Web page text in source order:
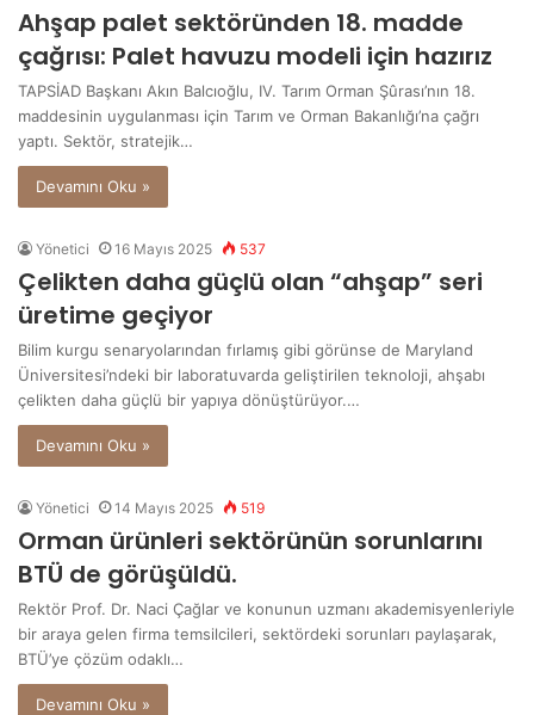
Ahşap palet sektöründen 18. madde
çağrısı: Palet havuzu modeli için hazırız
TAPSİAD Başkanı Akın Balcıoğlu, IV. Tarım Orman Şûrası’nın 18.
maddesinin uygulanması için Tarım ve Orman Bakanlığı’na çağrı
yaptı. Sektör, stratejik…
Devamını Oku »
Yönetici 16 Mayıs 2025 537
Çelikten daha güçlü olan “ahşap” seri
üretime geçiyor
Bilim kurgu senaryolarından fırlamış gibi görünse de Maryland
Üniversitesi’ndeki bir laboratuvarda geliştirilen teknoloji, ahşabı
çelikten daha güçlü bir yapıya dönüştürüyor.…
Devamını Oku »
Yönetici 14 Mayıs 2025 519
Orman ürünleri sektörünün sorunlarını
BTÜ de görüşüldü.
Rektör Prof. Dr. Naci Çağlar ve konunun uzmanı akademisyenleriyle
bir araya gelen firma temsilcileri, sektördeki sorunları paylaşarak,
BTÜ’ye çözüm odaklı…
Devamını Oku »